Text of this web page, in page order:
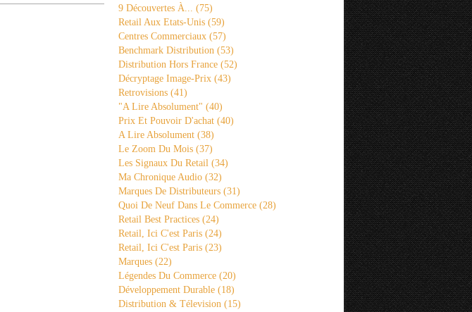
9 Découvertes À... (75)
Retail Aux Etats-Unis (59)
Centres Commerciaux (57)
Benchmark Distribution (53)
Distribution Hors France (52)
Décryptage Image-Prix (43)
Retrovisions (41)
"a Lire Absolument" (40)
Prix Et Pouvoir D'achat (40)
A Lire Absolument (38)
Le Zoom Du Mois (37)
Les Signaux Du Retail (34)
Ma Chronique Audio (32)
Marques De Distributeurs (31)
Quoi De Neuf Dans Le Commerce (28)
Retail Best Practices (24)
Retail, Ici C'est Paris (24)
Retail, Ici C'est Paris (23)
Marques (22)
Légendes Du Commerce (20)
Développement Durable (18)
Distribution & Télevision (15)